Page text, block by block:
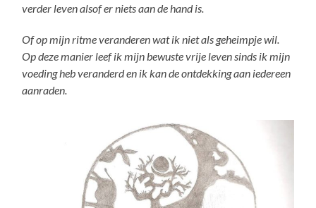
verder leven alsof er niets aan de hand is.
Of op mijn ritme veranderen wat ik niet als geheimpje wil.
Op deze manier leef ik mijn bewuste vrije leven sinds ik mijn
voeding heb veranderd en ik kan de ontdekking aan iedereen
aanraden.